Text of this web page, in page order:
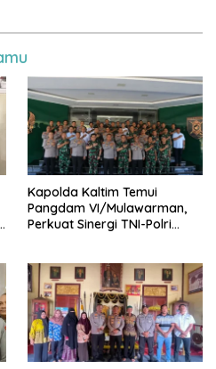
Kapolda Kaltim Temui
Pangdam VI/Mulawarman,
Perkuat Sinergi TNI-Polri